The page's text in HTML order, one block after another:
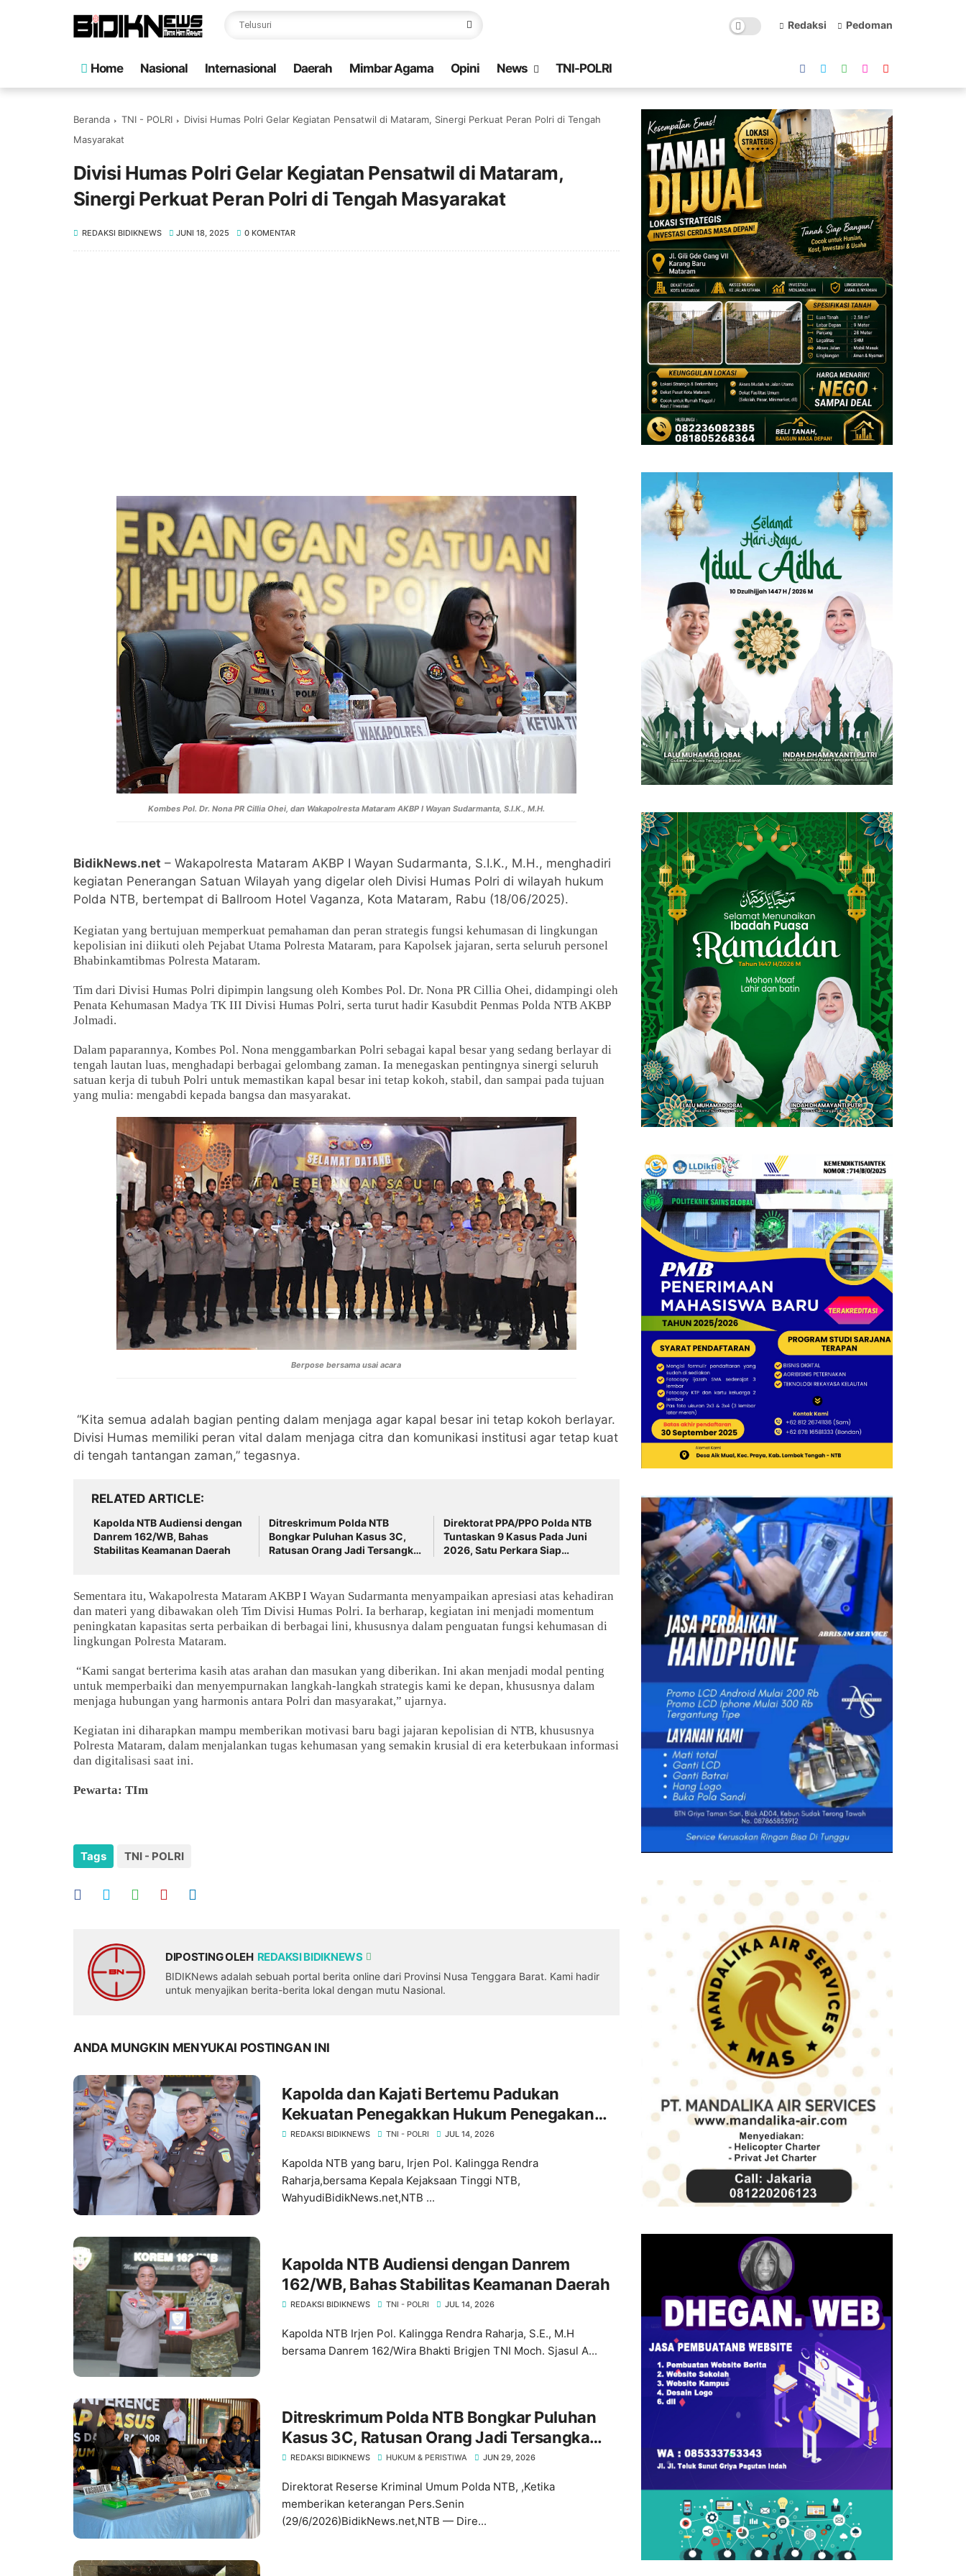
Redaksi Pedoman
Home Nasional Internasional Daerah Mimbar Agama Opini News TNI-POLRI
Beranda TNI - POLRI
Divisi Humas Polri Gelar Kegiatan Pensatwil di Mataram, Sinergi Perkuat Peran Polri di Tengah
Masyarakat
Divisi Humas Polri Gelar Kegiatan Pensatwil di Mataram,
Sinergi Perkuat Peran Polri di Tengah Masyarakat
REDAKSI BIDIKNEWS JUNI 18, 2025 0 KOMENTAR
Kombes Pol. Dr. Nona PR Cillia Ohei, dan Wakapolresta Mataram AKBP I Wayan Sudarmanta, S.I.K., M.H.
BidikNews.net – Wakapolresta Mataram AKBP I Wayan Sudarmanta, S.I.K., M.H., menghadiri
kegiatan Penerangan Satuan Wilayah yang digelar oleh Divisi Humas Polri di wilayah hukum
Polda NTB, bertempat di Ballroom Hotel Vaganza, Kota Mataram, Rabu (18/06/2025).
Kegiatan yang bertujuan memperkuat pemahaman dan peran strategis fungsi kehumasan di lingkungan
kepolisian ini diikuti oleh Pejabat Utama Polresta Mataram, para Kapolsek jajaran, serta seluruh personel
Bhabinkamtibmas Polresta Mataram.
Tim dari Divisi Humas Polri dipimpin langsung oleh Kombes Pol. Dr. Nona PR Cillia Ohei, didampingi oleh
Penata Kehumasan Madya TK III Divisi Humas Polri, serta turut hadir Kasubdit Penmas Polda NTB AKBP
Jolmadi.
Dalam paparannya, Kombes Pol. Nona menggambarkan Polri sebagai kapal besar yang sedang berlayar di
tengah lautan luas, menghadapi berbagai gelombang zaman. Ia menegaskan pentingnya sinergi seluruh
satuan kerja di tubuh Polri untuk memastikan kapal besar ini tetap kokoh, stabil, dan sampai pada tujuan
yang mulia: mengabdi kepada bangsa dan masyarakat.
Berpose bersama usai acara
“Kita semua adalah bagian penting dalam menjaga agar kapal besar ini tetap kokoh berlayar.
Divisi Humas memiliki peran vital dalam menjaga citra dan komunikasi institusi agar tetap kuat
di tengah tantangan zaman,” tegasnya.
RELATED ARTICLE
‎Kapolda NTB Audiensi dengan
Danrem 162/WB, Bahas
Stabilitas Keamanan Daerah
Ditreskrimum Polda NTB
Bongkar Puluhan Kasus 3C,
Ratusan Orang Jadi Tersangka
Direktorat PPA/PPO Polda NTB
Tuntaskan 9 Kasus Pada Juni
2026, Satu Perkara Siap
Sementara itu, Wakapolresta Mataram AKBP I Wayan Sudarmanta menyampaikan apresiasi atas kehadiran
dan materi yang dibawakan oleh Tim Divisi Humas Polri. Ia berharap, kegiatan ini menjadi momentum
peningkatan kapasitas serta perbaikan di berbagai lini, khususnya dalam penguatan fungsi kehumasan di
lingkungan Polresta Mataram.
“Kami sangat berterima kasih atas arahan dan masukan yang diberikan. Ini akan menjadi modal penting
untuk memperbaiki dan menyempurnakan langkah-langkah strategis kami ke depan, khususnya dalam
menjaga hubungan yang harmonis antara Polri dan masyarakat,” ujarnya.
Kegiatan ini diharapkan mampu memberikan motivasi baru bagi jajaran kepolisian di NTB, khususnya
Polresta Mataram, dalam menjalankan tugas kehumasan yang semakin krusial di era keterbukaan informasi
dan digitalisasi saat ini.
Pewarta: TIm
Tags TNI - POLRI
DIPOSTING OLEH REDAKSI BIDIKNEWS
BIDIKNews adalah sebuah portal berita online dari Provinsi Nusa Tenggara Barat. Kami hadir
untuk menyajikan berita-berita lokal dengan mutu Nasional.
ANDA MUNGKIN MENYUKAI POSTINGAN INI
Kapolda dan Kajati Bertemu Padukan
Kekuatan Penegakkan Hukum Penegakan
Hukum di NTB ‎
REDAKSI BIDIKNEWS TNI - POLRI JUL 14, 2026
Kapolda NTB yang baru, Irjen Pol. Kalingga Rendra
Raharja,bersama Kepala Kejaksaan Tinggi NTB,
WahyudiBidikNews.net,NTB ...
‎Kapolda NTB Audiensi dengan Danrem
162/WB, Bahas Stabilitas Keamanan Daerah
REDAKSI BIDIKNEWS TNI - POLRI JUL 14, 2026
Kapolda NTB Irjen Pol. Kalingga Rendra Raharja, S.E., M.H
bersama Danrem 162/Wira Bhakti Brigjen TNI Moch. Sjasul A...
Ditreskrimum Polda NTB Bongkar Puluhan
Kasus 3C, Ratusan Orang Jadi Tersangka
Warga Diminta Waspada
REDAKSI BIDIKNEWS HUKUM & PERISTIWA JUN 29, 2026
Direktorat Reserse Kriminal Umum Polda NTB, ,Ketika
memberikan keterangan Pers.Senin
(29/6/2026)BidikNews.net,NTB — Dire...